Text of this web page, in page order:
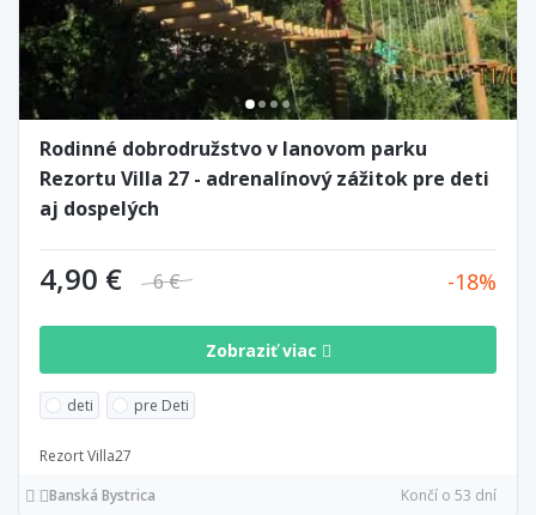
Rodinné dobrodružstvo v lanovom parku
Rezortu Villa 27 - adrenalínový zážitok pre deti
aj dospelých
4,90 € 6 € 18
Zobraziť viac
deti pre Deti
Rezort Villa27
Banská Bystrica
Končí o 53 dní